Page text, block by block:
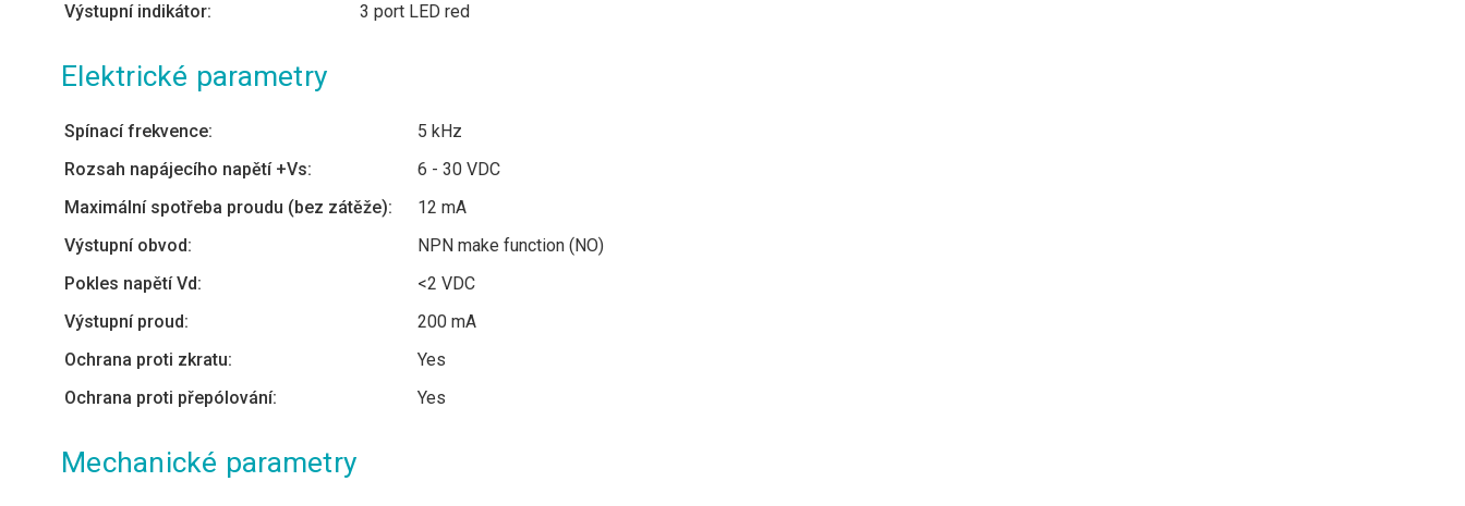
Výstupní indikátor:
3 port LED red
Elektrické parametry
Spínací frekvence:
5 kHz
Rozsah napájecího napětí +Vs:
6 - 30 VDC
Maximální spotřeba proudu (bez zátěže):
12 mA
Výstupní obvod:
NPN make function (NO)
Pokles napětí Vd:
<2 VDC
Výstupní proud:
200 mA
Ochrana proti zkratu:
Yes
Ochrana proti přepólování:
Yes
Mechanické parametry